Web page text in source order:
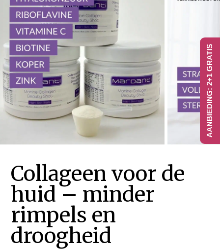
Collageen voor de
huid – minder
rimpels en
droogheid
AANBIEDING: 2+1 GRATIS